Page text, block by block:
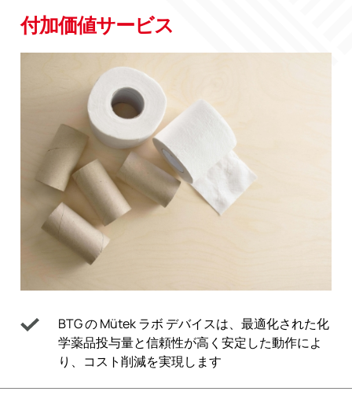
付加価値サービス
BTG の Mütek ラボ デバイスは、最適化された化
学薬品投与量と信頼性が高く安定した動作によ
り、コスト削減を実現します